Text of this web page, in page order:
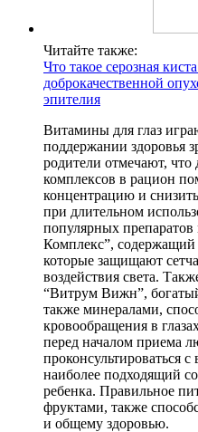
Читайте также:
Что такое серозная
доброкачественной
эпителия
Витамины для глаз
поддержании здоровья
родители отмечают,
комплексов в рацион
концентрацию и
при длительном
популярных
Комплекс”, содержащий
которые защищают
воздействия света.
“Витрум Вижн”,
также минералами,
кровообращения в
перед началом приема
проконсультироваться
наиболее подходящий
ребенка. Правильное
фруктами, также
и общему здоровью.